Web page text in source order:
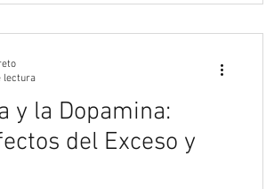
y la Dopamina:
del Exceso y
lectura